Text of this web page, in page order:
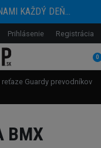
KAŽDÝ DEŇ...
Prihlásenie Registrácia
0
reťaze Guardy prevodníkov
BMX